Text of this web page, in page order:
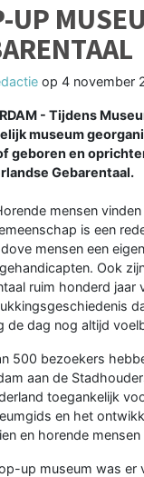
UP
op 4 november
- Tijdens
museum
geboren en
Gebarentaal.
mensen
is een
mensen een
Ook
ruim honderd
de dag nog altijd
500 bezoekers
aan de
toegankelijk
en het
en horende
up museum was er